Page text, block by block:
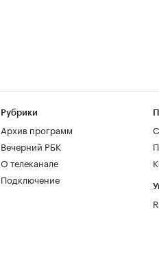
Рубрики
Архив программ
Вечерний РБК
О телеканале
Подключение